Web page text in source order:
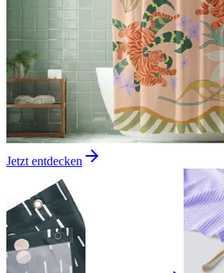
Jetzt entdecken